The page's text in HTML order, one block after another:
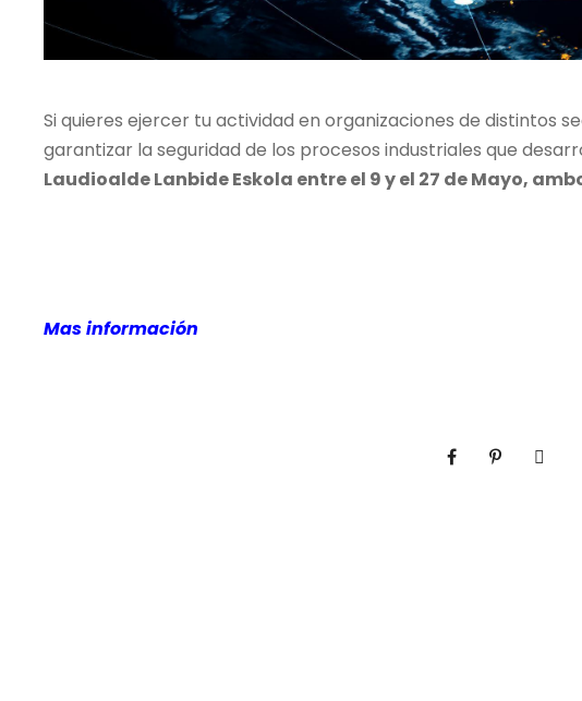
Si quieres ejercer tu actividad en organizaciones de distintos
garantizar la seguridad de los procesos industriales que
Laudioalde Lanbide Eskola entre el 9 y el 27 de Mayo,
Mas información